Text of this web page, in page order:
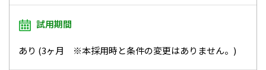
試用期間
あり (3ヶ月 ※本採用時と条件の変更はありません。)